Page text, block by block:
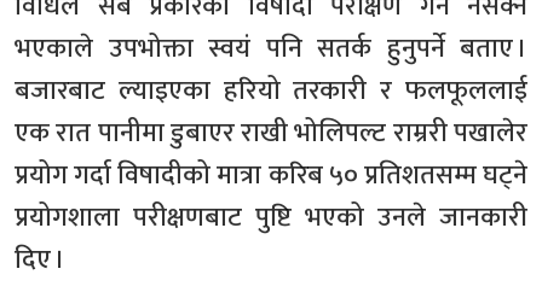
भएकाले उपभोक्ता स्वयं पनि सतर्क हुनुपर्ने बताए ।
बजारबाट ल्याइएका हरियो तरकारी र फलफूललाई
एक रात पानीमा डुबाएर राखी भोलिपल्ट राम्ररी पखालेर
प्रयोग गर्दा विषादीको मात्रा करिब ५० प्रतिशतसम्म घट्ने
प्रयोगशाला परीक्षणबाट पुष्टि भएको उनले जानकारी
दिए ।